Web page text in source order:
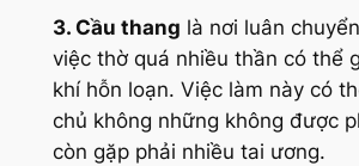
3. Cầu thang là nơi luân
việc thờ quá nhiều thần có thể
khí hỗn loạn. Việc làm này có
chủ không những không được
còn gặp phải nhiều tai ương.